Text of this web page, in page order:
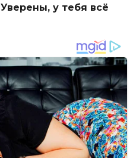
Уверены, у тебя всё